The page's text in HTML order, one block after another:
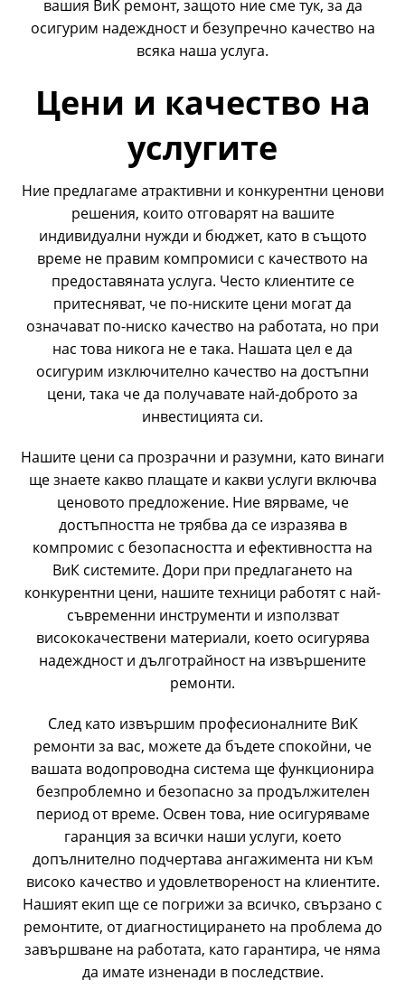
вашия ВиК ремонт, защото ние сме тук, за да
осигурим надеждност и безупречно качество на
всяка наша услуга.
Цени и качество на
услугите
Ние предлагаме атрактивни и конкурентни ценови
решения, които отговарят на вашите
индивидуални нужди и бюджет, като в същото
време не правим компромиси с качеството на
предоставяната услуга. Често клиентите се
притесняват, че по-ниските цени могат да
означават по-ниско качество на работата, но при
нас това никога не е така. Нашата цел е да
осигурим изключително качество на достъпни
цени, така че да получавате най-доброто за
инвестицията си.
Нашите цени са прозрачни и разумни, като винаги
ще знаете какво плащате и какви услуги включва
ценовото предложение. Ние вярваме, че
достъпността не трябва да се изразява в
компромис с безопасността и ефективността на
ВиК системите. Дори при предлагането на
конкурентни цени, нашите техници работят с най-
съвременни инструменти и използват
висококачествени материали, което осигурява
надеждност и дълготрайност на извършените
ремонти.
След като извършим професионалните ВиК
ремонти за вас, можете да бъдете спокойни, че
вашата водопроводна система ще функционира
безпроблемно и безопасно за продължителен
период от време. Освен това, ние осигуряваме
гаранция за всички наши услуги, което
допълнително подчертава ангажимента ни към
високо качество и удовлетвореност на клиентите.
Нашият екип ще се погрижи за всичко, свързано с
ремонтите, от диагностицирането на проблема до
завършване на работата, като гарантира, че няма
да имате изненади в последствие.